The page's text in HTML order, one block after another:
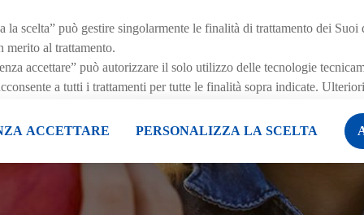
la
la scelta” può gestire singolarmente le finalità di trattamento dei Suoi
al trattamento.
accettare” può autorizzare il solo utilizzo delle tecnologie
a tutti i trattamenti per tutte le finalità sopra indicate.
effetto per il futuro, sono disponibili nella nostra informativa privacy
ACCETTARE PERSONALIZZA LA SCELTA